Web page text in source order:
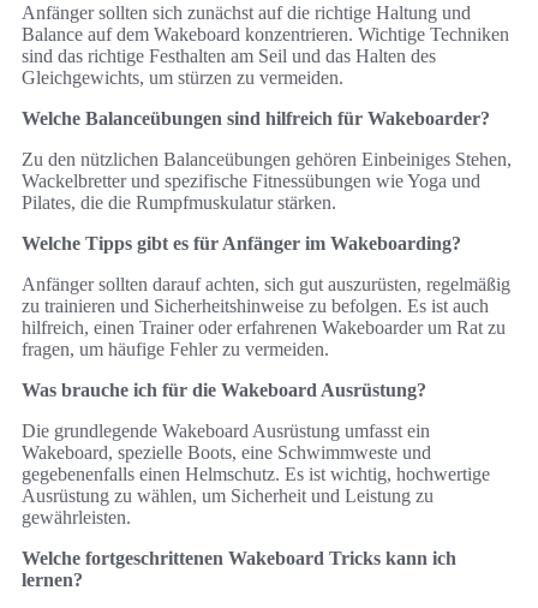
Anfänger sollten sich zunächst auf die richtige Haltung und
Balance auf dem Wakeboard konzentrieren. Wichtige Techniken
sind das richtige Festhalten am Seil und das Halten des
Gleichgewichts, um stürzen zu vermeiden.
Welche Balanceübungen sind hilfreich für Wakeboarder?
Zu den nützlichen Balanceübungen gehören Einbeiniges Stehen,
Wackelbretter und spezifische Fitnessübungen wie Yoga und
Pilates, die die Rumpfmuskulatur stärken.
Welche Tipps gibt es für Anfänger im Wakeboarding?
Anfänger sollten darauf achten, sich gut auszurüsten, regelmäßig
zu trainieren und Sicherheitshinweise zu befolgen. Es ist auch
hilfreich, einen Trainer oder erfahrenen Wakeboarder um Rat zu
fragen, um häufige Fehler zu vermeiden.
Was brauche ich für die Wakeboard Ausrüstung?
Die grundlegende Wakeboard Ausrüstung umfasst ein
Wakeboard, spezielle Boots, eine Schwimmweste und
gegebenenfalls einen Helmschutz. Es ist wichtig, hochwertige
Ausrüstung zu wählen, um Sicherheit und Leistung zu
gewährleisten.
Welche fortgeschrittenen Wakeboard Tricks kann ich
lernen?